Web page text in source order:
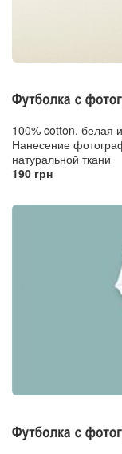
100% cotton, белая
Нанесение
натуральной ткани
190 грн